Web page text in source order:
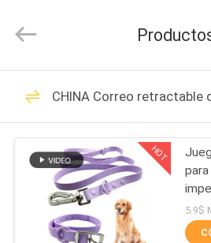
HOGAR
PRODUCTOS
SOBRE
NOSOTROS
Pets2Go
Trading
Rights
Correo
del animal
doméstico
CHINA Correo retractable
HOT
5.9$